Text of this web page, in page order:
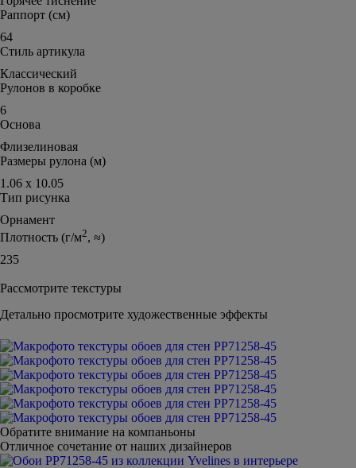
Раппорт (см)
64
Стиль артикула
Классический
Рулонов в коробке
6
Основа
Флизелиновая
Размеры рулона (м)
1.06 х 10.05
Тип рисунка
Орнамент
Плотность (г/м2, ≈)
235
Рассмотрите текстуры
Детально просмотрите художественные эффекты
Обратите внимание на компаньоны
Отличное сочетание от наших дизайнеров